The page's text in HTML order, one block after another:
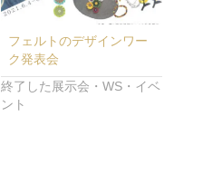
フェルトのデザインワー
ク発表会
終了した展示会・WS・イベ
ント